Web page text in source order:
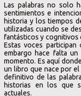
Las palabras no solo
sentimientos e
historia y los tiempos
utilizadas cuando se
fantásticos y cognitivos
Estas voces participan
embargo hace falta
momento. Es aquí
un libro que nace por
definitivo de las
historias en los que
actuales.